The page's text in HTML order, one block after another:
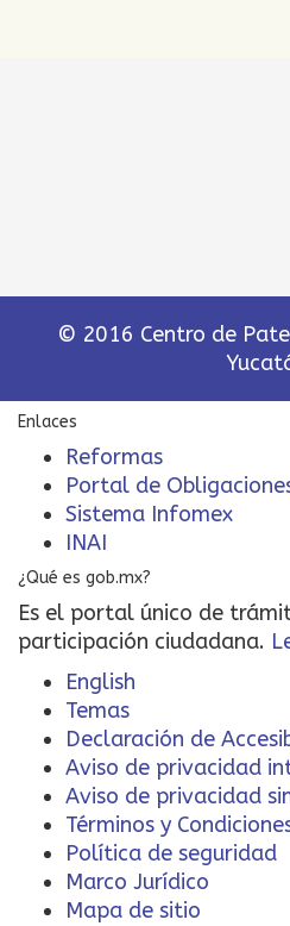
© 2016 Centro de
Enlaces
Reformas
Portal de
Sistema Infomex
INAI
¿Qué es gob.mx?
Es el portal único de
participación ciudadana.
English
Temas
Declaración de
Aviso de privacidad
Aviso de privacidad
Términos y
Política de seguridad
Marco Jurídico
Mapa de sitio